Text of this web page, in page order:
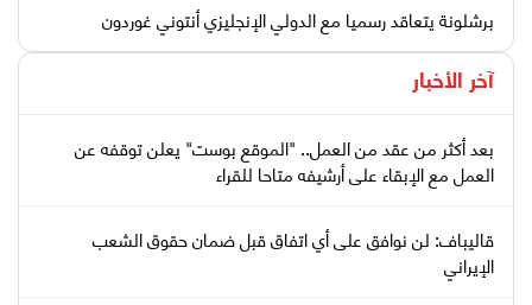
برشلونة يتعاقد رسميا مع الدولي الإنجليزي أنتوني غوردون
آخر الأخبار
بعد أكثر من عقد من العمل.. "الموقع بوست" يعلن توقفه عن
العمل مع الإبقاء على أرشيفه متاحا للقراء
قاليباف: لن نوافق على أي اتفاق قبل ضمان حقوق الشعب
الإيراني